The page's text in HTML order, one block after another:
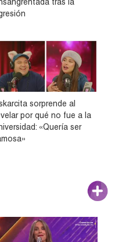
sorprende al
por qué no fue a la
«Quería ser